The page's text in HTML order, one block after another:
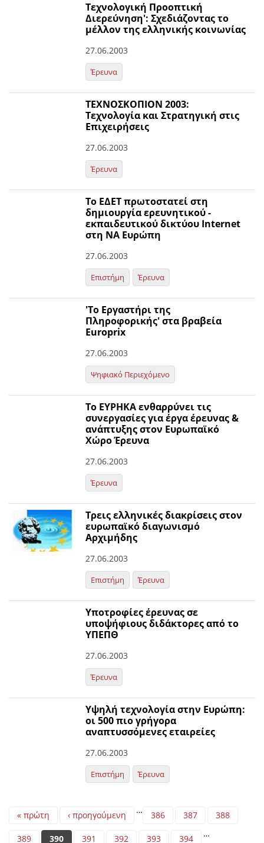
Τεχνολογική Προοπτική
Διερεύνηση': Σχεδιάζοντας το
μέλλον της ελληνικής κοινωνίας
27.06.2003
Έρευνα
ΤΕΧΝΟΣΚΟΠΙΟΝ 2003:
Τεχνολογία και Στρατηγική στις
Επιχειρήσεις
27.06.2003
Έρευνα
Το ΕΔΕΤ πρωτοστατεί στη
δημιουργία ερευνητικού -
εκπαιδευτικού δικτύου Internet
στη ΝΑ Ευρώπη
27.06.2003
Επιστήμη Έρευνα
'Το Εργαστήρι της
Πληροφορικής' στα βραβεία
Europrix
27.06.2003
Ψηφιακό Περιεχόμενο
Το ΕΥΡΗΚΑ ενθαρρύνει τις
συνεργασίες για έργα έρευνας &
ανάπτυξης στον Ευρωπαϊκό
Χώρο Έρευνα
27.06.2003
Έρευνα
Τρεις ελληνικές διακρίσεις στον
ευρωπαϊκό διαγωνισμό
Αρχιμήδης
27.06.2003
Επιστήμη Έρευνα
Υποτροφίες έρευνας σε
υποψήφιους διδάκτορες από το
ΥΠΕΠΘ
27.06.2003
Έρευνα
Υψηλή τεχνολογία στην Ευρώπη:
οι 500 πιο γρήγορα
αναπτυσσόμενες εταιρείες
27.06.2003
Επιστήμη Έρευνα
Pages
« πρώτη ‹ προηγούμενη … 386 387 388
389 390 391 392 393 394 …